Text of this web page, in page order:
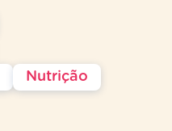
Nutrição